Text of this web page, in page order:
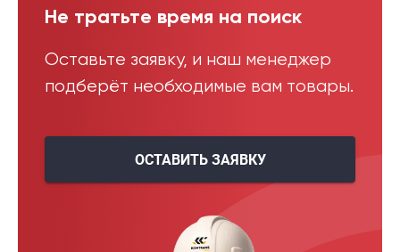
Не тратьте время на поиск
Оставьте заявку, и наш менеджер
подберёт необходимые вам товары.
ОСТАВИТЬ ЗАЯВКУ